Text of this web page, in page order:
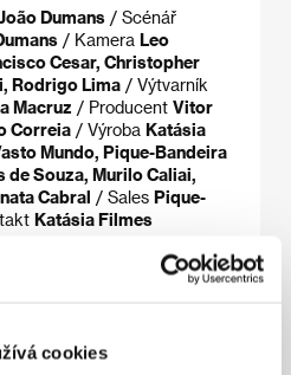
cookies
Dumans / Scénář
/ Kamera Leo
Cesar, Christopher
Rodrigo Lima / Výtvarník
Macruz / Producent Vitor
Correia / Výroba Katásia
Mundo, Pique-Bandeira
de Souza, Murilo Caliai,
Cabral / Sales Pique-
Katásia Filmes